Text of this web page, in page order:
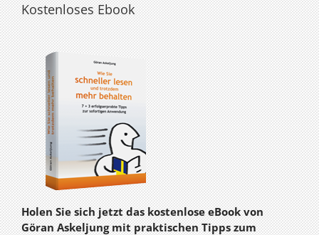
Kostenloses Ebook
Holen Sie sich jetzt das kostenlose eBook von
Göran Askeljung mit praktischen Tipps zum